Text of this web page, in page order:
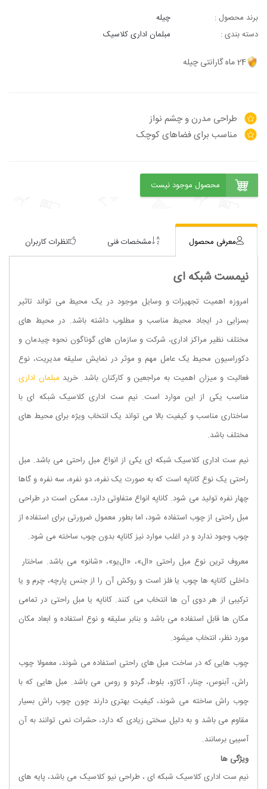
برند محصول :
چیله
دسته بندی :
مبلمان اداری کلاسیک
24 ماه گارانتی چیله
طراحی مدرن و چشم نواز
مناسب برای فضاهای کوچک
معرفی محصول مشخصات فنی نظرات کاربران
نیمست شبکه ای
امروزه اهمیت تجهیزات و وسایل موجود در یک محیط می تواند تاثیر
بسزایی در ایجاد محیط مناسب و مطلوب داشته باشد. در محیط های
مختلف نظیر مراکز اداری، شرکت و سازمان های گوناگون نحوه چیدمان و
دکوراسیون محیط یک عامل مهم و موثر در نمایش سلیقه مدیریت، نوع
فعالیت و میزان اهمیت به مراجعین و کارکنان باشد. خرید مبلمان اداری
مناسب یکی از این موارد است. نیم ست اداری کلاسیک شبکه ای با
ساختاری مناسب و کیفیت بالا می تواند یک انتخاب ویژه برای محیط های
مختلف باشد.
نیم ست اداری کلاسیک شبکه ای یکی از انواع مبل راحتی می باشد. مبل
راحتی یک نوع کاناپه است که به صورت یک نفره، دو نفره، سه نفره و گاها
چهار نفره تولید می شود. کاناپه انواع متفاوتی دارد، ممکن است در طراحی
مبل راحتی از چوب استفاده شود، اما بطور معمول ضرورتی برای استفاده از
چوب وجود ندارد و در اغلب موارد نیز کاناپه بدون چوب ساخته می شود.
معروف ترین نوع مبل راحتی «ال»، «ال‌یو»، «شانو» می باشد. ساختار
داخلی کاناپه‌ ها چوب یا فلز است و روکش آن‌ را از جنس پارچه، چرم و یا
ترکیبی از هر دوی آن‌ ها انتخاب می کنند. کاناپه یا مبل راحتی در تمامی
مکان ها قابل استفاده می باشد و بنابر سلیقه و نوع استفاده و ابعاد مکان
مورد نظر، انتخاب میشود.
چوب هایی که در ساخت مبل های راحتی استفاده می شوند، معمولا چوب
راش، آبنوس، چنار، آکاژو، بلوط، گردو و روس می باشد. مبل هایی که با
چوب راش ساخته می شوند، کیفیت بهتری دارند چون چوب راش بسیار
مقاوم می باشد و به دلیل سختی زیادی که دارد، حشرات نمی توانند به آن
آسیبی برسانند.
ویژگی ها
نیم ست اداری کلاسیک شبکه ای ، طراحی نیو کلاسیک می باشد، پایه های